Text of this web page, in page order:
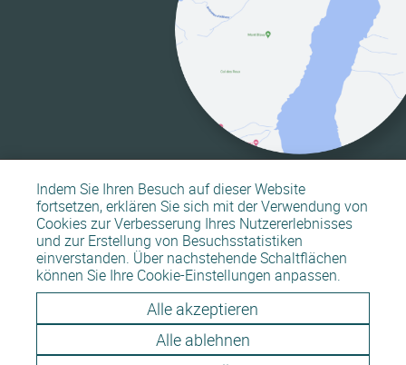
Sitemap Rechtliche Hinweise
Indem Sie Ihren Besuch auf dieser Website
fortsetzen, erklären Sie sich mit der Verwendung von
Cookies zur Verbesserung Ihres Nutzererlebnisses
und zur Erstellung von Besuchsstatistiken
einverstanden. Über nachstehende Schaltflächen
können Sie Ihre Cookie-Einstellungen anpassen.
Alle akzeptieren
Alle ablehnen